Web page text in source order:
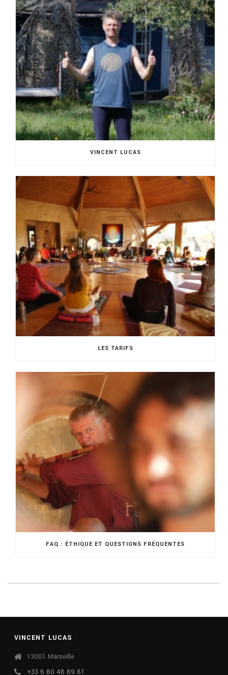
VINCENT LUCAS
LES TARIFS
FAQ : ÉTHIQUE ET QUESTIONS FRÉQUENTES
VINCENT LUCAS
13001 Marseille
+33 6 80 48 89 81